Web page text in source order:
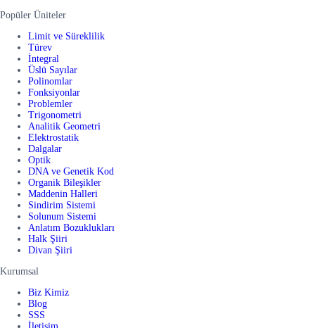
Popüler Üniteler
Limit ve Süreklilik
Türev
İntegral
Üslü Sayılar
Polinomlar
Fonksiyonlar
Problemler
Trigonometri
Analitik Geometri
Elektrostatik
Dalgalar
Optik
DNA ve Genetik Kod
Organik Bileşikler
Maddenin Halleri
Sindirim Sistemi
Solunum Sistemi
Anlatım Bozuklukları
Halk Şiiri
Divan Şiiri
Kurumsal
Biz Kimiz
Blog
SSS